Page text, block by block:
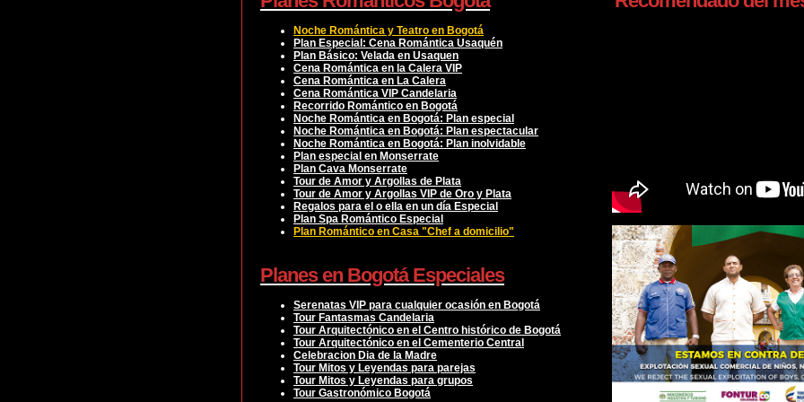
Noche Romántica y Teatro en Bogotá
Plan Especial: Cena Romántica Usaquén
Plan Básico: Velada en Usaquen
Cena Romántica en la Calera VIP
Cena Romántica en La Calera
Cena Romántica VIP Candelaria
Recorrido Romántico en Bogotá
Noche Romántica en Bogotá: Plan especial
Noche Romántica en Bogotá: Plan espectacular
Noche Romántica en Bogotá: Plan inolvidable
Plan especial en Monserrate
Plan Cava Monserrate
Tour de Amor y Argollas de Plata
Tour de Amor y Argollas VIP de Oro y Plata
Regalos para el o ella en un día Especial
Plan Spa Romántico Especial
Plan Romántico en Casa "Chef a domicilio"
Planes en Bogotá Especiales
Serenatas VIP para cualquier ocasión en Bogotá
Tour Fantasmas Candelaria
Tour Arquitectónico en el Centro histórico de Bogotá
Tour Arquitectónico en el Cementerio Central
Celebracion Dia de la Madre
Tour Mitos y Leyendas para parejas
Tour Mitos y Leyendas para grupos
Tour Gastronómico Bogotá